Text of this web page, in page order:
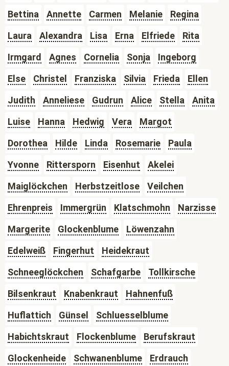
Bettina Annette Carmen Melanie
Regina
Laura
Alexandra Lisa Erna Elfriede
Rita
Irmgard
Agnes Cornelia Sonja
Ingeborg
Else
Christel Franziska Silvia Frieda
Ellen
Judith
Anneliese Gudrun Alice Stella
Anita
Luise
Hanna Hedwig Vera
Margot
Dorothea
Hilde Linda Rosemarie
Paula
Yvonne
Rittersporn Eisenhut
Akelei
Maiglöckchen
Herbstzeitlose
Veilchen
Ehrenpreis
Immergrün Klatschmohn
Narzisse
Margerite
Glockenblume
Löwenzahn
Edelweiß
Fingerhut
Heidekraut
Schneeglöckchen
Schafgarbe
Tollkirsche
Bilsenkraut
Knabenkraut
Hahnenfuß
Huflattich
Günsel
Schluesselblume
Habichtskraut
Flockenblume
Berufskraut
Glockenheide
Schwanenblume
Erdrauch